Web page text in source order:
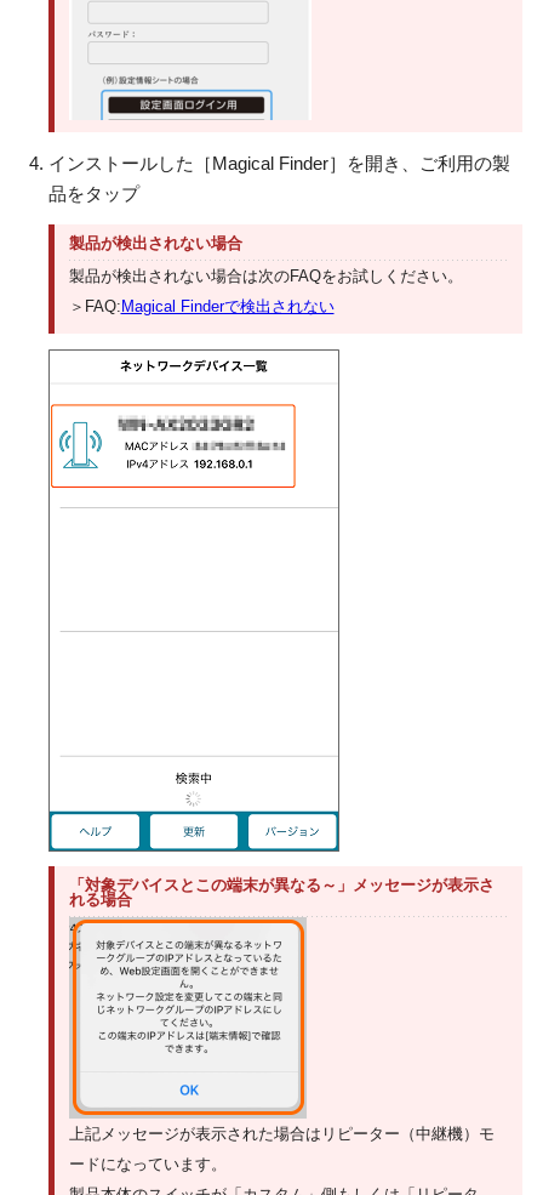
インストールした［Magical Finder］を開き、ご利用の製
品をタップ
製品が検出されない場合
製品が検出されない場合は次のFAQをお試しください。
＞FAQ: Magical Finderで検出されない
「対象デバイスとこの端末が異なる～」メッセージが表示さ
れる場合
上記メッセージが表示された場合はリピーター（中継機）モ
ードになっています。